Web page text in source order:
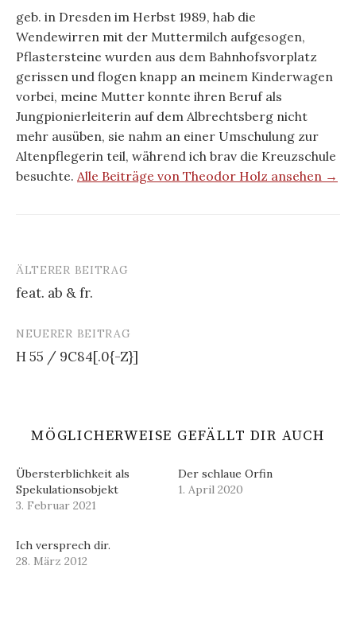
geb. in Dresden im Herbst 1989, hab die
Wendewirren mit der Muttermilch aufgesogen,
Pflastersteine wurden aus dem Bahnhofsvorplatz
gerissen und flogen knapp an meinem Kinderwagen
vorbei, meine Mutter konnte ihren Beruf als
Jungpionierleiterin auf dem Albrechtsberg nicht
mehr ausüben, sie nahm an einer Umschulung zur
Altenpflegerin teil, während ich brav die Kreuzschule
besuchte. Alle Beiträge von Theodor Holz ansehen →
Beitrags-
Navigation
ÄLTERER BEITRAG
feat. ab & fr.
NEUERER BEITRAG
H 55 / 9C84[.0{-Z}]
MÖGLICHERWEISE GEFÄLLT DIR AUCH
Übersterblichkeit als
Spekulationsobjekt
3. Februar 2021
Der schlaue Orfin
1. April 2020
Ich versprech dir.
28. März 2012